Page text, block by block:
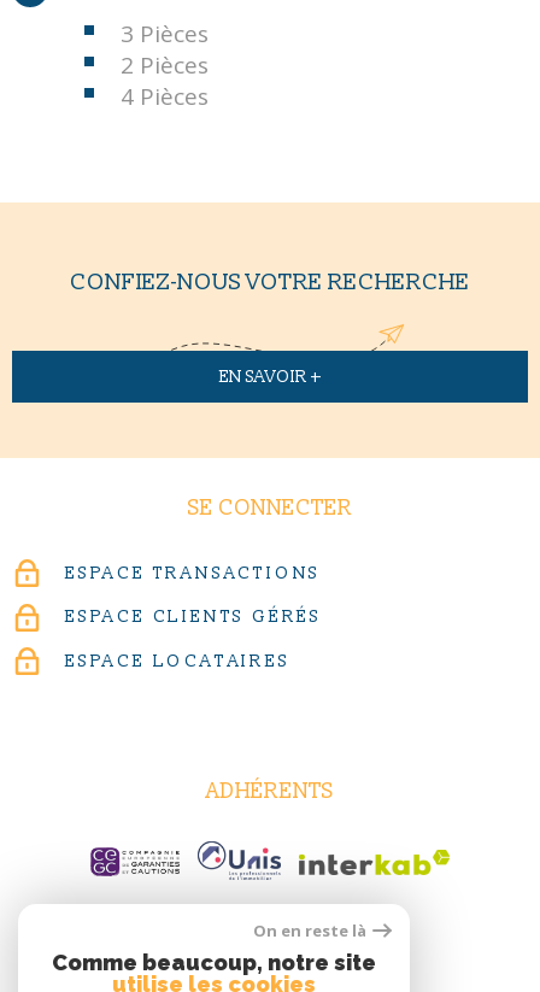
3 Pièces
2 Pièces
4 Pièces
CONFIEZ-NOUS VOTRE RECHERCHE
EN SAVOIR +
SE CONNECTER
ESPACE TRANSACTIONS
ESPACE CLIENTS GÉRÉS
ESPACE LOCATAIRES
ADHÉRENTS
On en reste là
Comme beaucoup, notre site
utilise les cookies